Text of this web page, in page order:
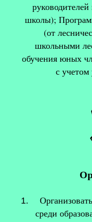
школы);
(от
школьными
обучения юных
с учетом
среди